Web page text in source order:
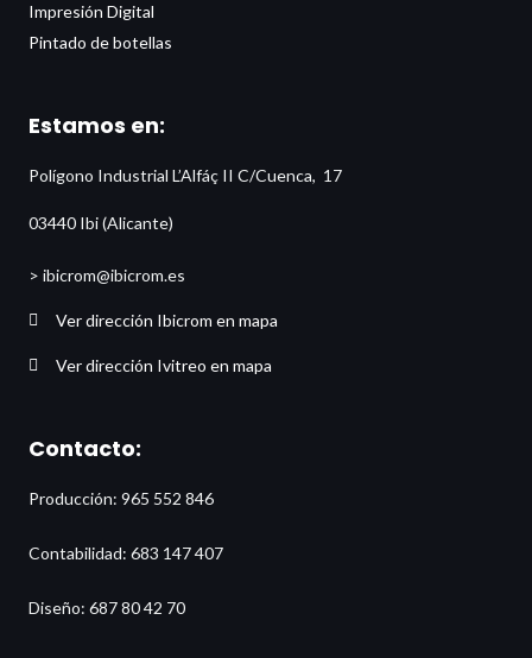
Impresión Digital
Pintado de botellas
Estamos en:
Polígono Industrial L’Alfáç II C/Cuenca, 17
03440 Ibi (Alicante)
> ibicrom@ibicrom.es
Ver dirección Ibicrom en mapa
Ver dirección Ivitreo en mapa
Contacto:
Producción: 965 552 846
Contabilidad: 683 147 407
Diseño: 687 80 42 70